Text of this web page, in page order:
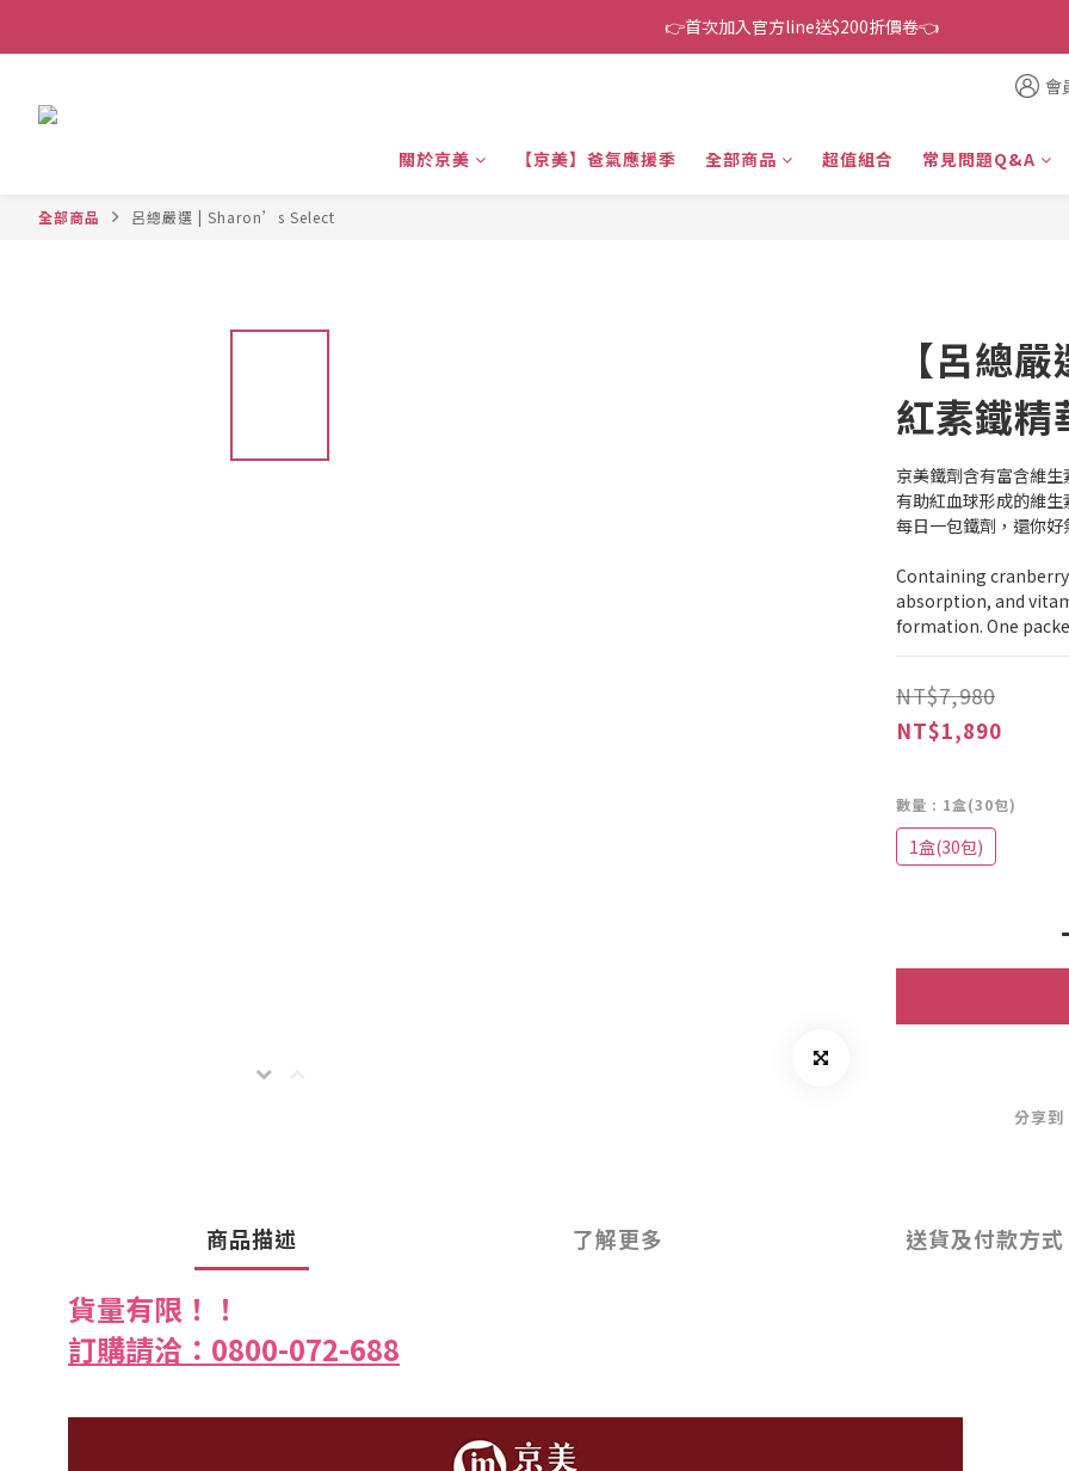
👉首次加入官方line送$200折價卷👈
👉首次加入官方line送$200折價卷👈
會
關於京美 【京美】爸氣應援季 全部商品 超值組合 常見問題Q&A
全部商品 呂總嚴選 | Sharon’s Select
【呂總
紅素鐵
京美鐵劑含有富含維
有助紅血球形成的維生
每日一包鐵劑，還你好
Containing
absorption, and
formation. One
NT$7,980
NT$1,890
數量 : 1盒(30包)
1盒(30包)
分享到
商品描述 了解更多 送貨及付款方式
貨量有限！！
訂購請洽：0800-072-688